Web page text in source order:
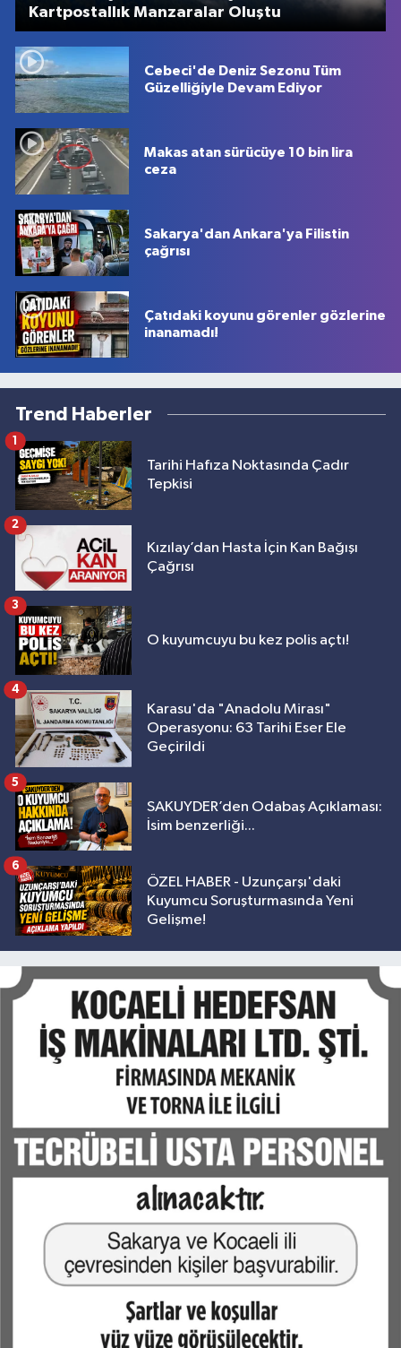
Kartpostallık Manzaralar Oluştu
Cebeci'de Deniz Sezonu Tüm
Güzelliğiyle Devam Ediyor
Makas atan sürücüye 10 bin lira
ceza
Sakarya'dan Ankara'ya Filistin
çağrısı
Çatıdaki koyunu görenler gözlerine
inanamadı!
Trend Haberler
Tarihi Hafıza Noktasında Çadır
Tepkisi
1
Kızılay’dan Hasta İçin Kan Bağışı
Çağrısı
2
O kuyumcuyu bu kez polis açtı!
3
Karasu'da "Anadolu Mirası"
Operasyonu: 63 Tarihi Eser Ele
Geçirildi
4
SAKUYDER’den Odabaş Açıklaması:
İsim benzerliği...
5
ÖZEL HABER - Uzunçarşı'daki
Kuyumcu Soruşturmasında Yeni
Gelişme!
6